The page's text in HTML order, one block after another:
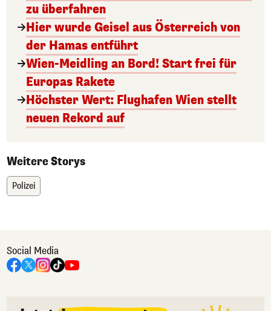
zu überfahren
Hier wurde Geisel aus Österreich von
der Hamas entführt
Wien-Meidling an Bord! Start frei für
Europas Rakete
Höchster Wert: Flughafen Wien stellt
neuen Rekord auf
Weitere Storys
Polizei
Social Media